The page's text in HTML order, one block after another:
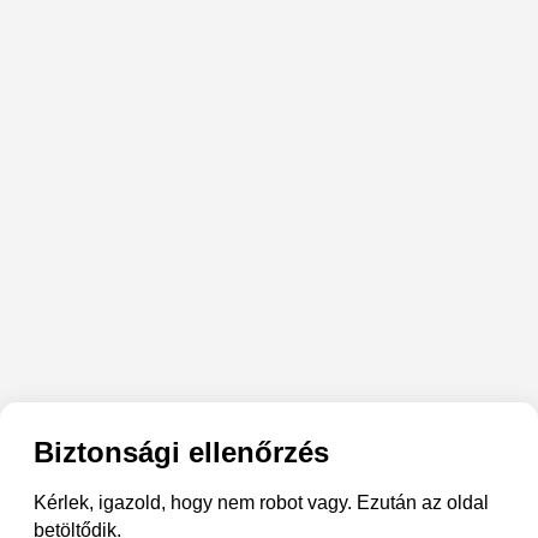
Biztonsági ellenőrzés
Kérlek, igazold, hogy nem robot vagy. Ezután az oldal
betöltődik.